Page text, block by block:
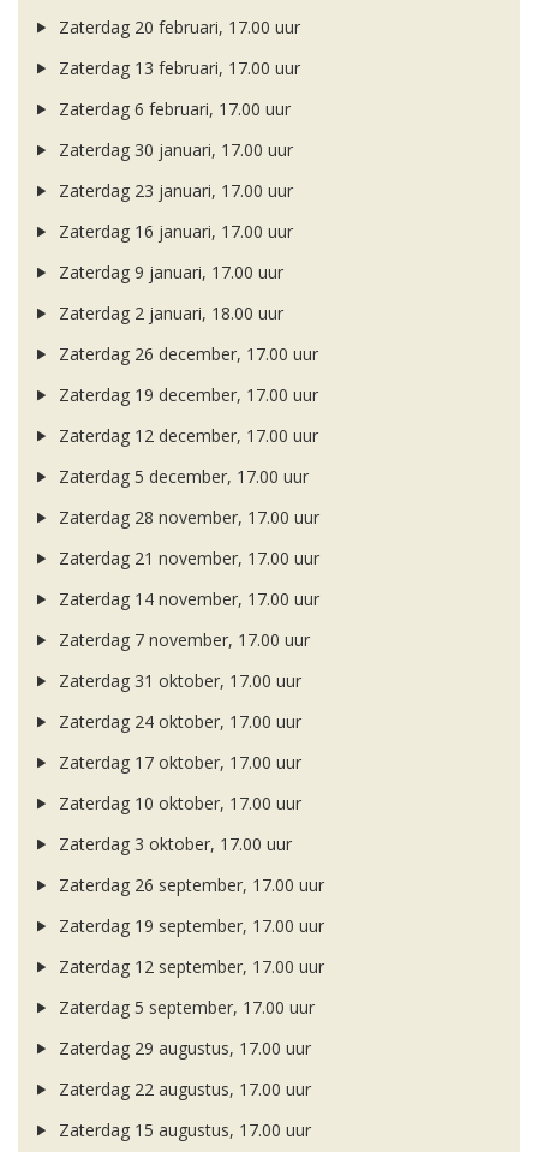
Zaterdag 20 februari, 17.00 uur
Zaterdag 13 februari, 17.00 uur
Zaterdag 6 februari, 17.00 uur
Zaterdag 30 januari, 17.00 uur
Zaterdag 23 januari, 17.00 uur
Zaterdag 16 januari, 17.00 uur
Zaterdag 9 januari, 17.00 uur
Zaterdag 2 januari, 18.00 uur
Zaterdag 26 december, 17.00 uur
Zaterdag 19 december, 17.00 uur
Zaterdag 12 december, 17.00 uur
Zaterdag 5 december, 17.00 uur
Zaterdag 28 november, 17.00 uur
Zaterdag 21 november, 17.00 uur
Zaterdag 14 november, 17.00 uur
Zaterdag 7 november, 17.00 uur
Zaterdag 31 oktober, 17.00 uur
Zaterdag 24 oktober, 17.00 uur
Zaterdag 17 oktober, 17.00 uur
Zaterdag 10 oktober, 17.00 uur
Zaterdag 3 oktober, 17.00 uur
Zaterdag 26 september, 17.00 uur
Zaterdag 19 september, 17.00 uur
Zaterdag 12 september, 17.00 uur
Zaterdag 5 september, 17.00 uur
Zaterdag 29 augustus, 17.00 uur
Zaterdag 22 augustus, 17.00 uur
Zaterdag 15 augustus, 17.00 uur